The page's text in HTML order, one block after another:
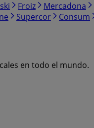
Froiz Mercadona
Supercor Consum
en todo el mundo.